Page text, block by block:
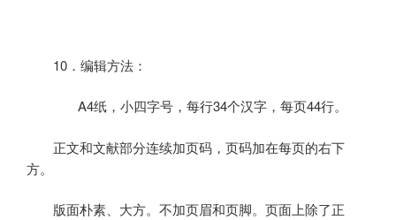
10 ．编辑方法：
A4纸，小四字号，每行34个汉字，每页44行。
正文和文献部分连续加页码，页码加在每页的右下
方。
版面朴素、大方。不加页眉和页脚。页面上除了正